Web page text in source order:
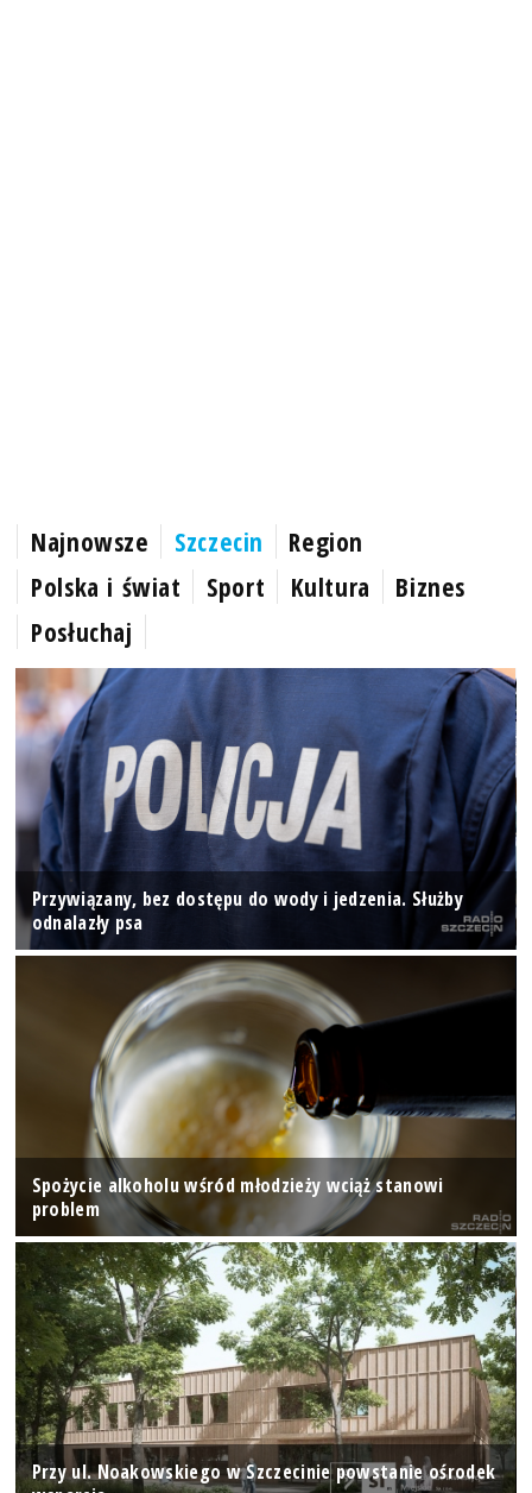
Najnowsze Szczecin
Region
Polska i świat
Sport Kultura
Biznes
Posłuchaj
Przywiązany, bez dostępu do wody i jedzenia. Służby
odnalazły psa
Spożycie alkoholu wśród młodzieży wciąż stanowi
problem
Przy ul. Noakowskiego w Szczecinie powstanie ośrodek